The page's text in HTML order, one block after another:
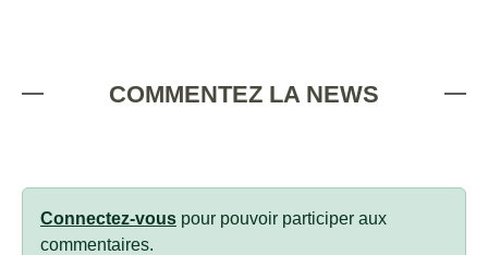
COMMENTEZ LA NEWS
Connectez-vous pour pouvoir participer aux
commentaires.